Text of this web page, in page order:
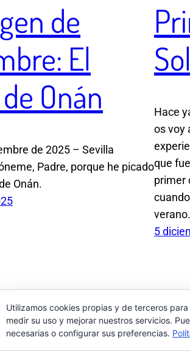
de
El
Onán
de 2025 – Sevilla
Padre, porque he picado
Onán.
Hace
os voy
que
primer
5
Utilizamos cookies propias y de terceros
medir su uso y mejorar nuestros servicios.
necesarias o configurar sus preferencias.